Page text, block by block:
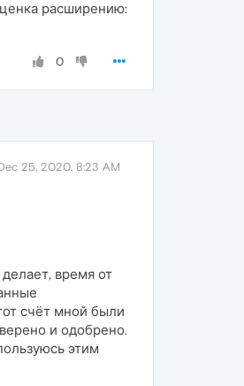
расширению:
0
25, 2020, 8:23 AM
время от
счёт мной были
и одобрено.
этим